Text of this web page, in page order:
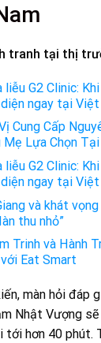
tranh tại thị
liễu G2 Clinic:
ngay tại
Cung Cấp
Lựa Chọn Tại
liễu G2 Clinic:
ngay tại
và khát
thu nhỏ”
Trinh và Hành
Eat Smart
màn hỏi đáp
Nhật Vượng
tới hơn 40 phút.